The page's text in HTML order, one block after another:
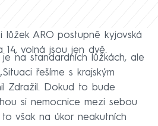
lůžek ARO postupně kyjovská
14, volná jsou jen dvě.
na standardních lůžkách, ale
řešíme s krajským
Zdražil. Dokud to bude
si nemocnice mezi sebou
však na úkor neakutních